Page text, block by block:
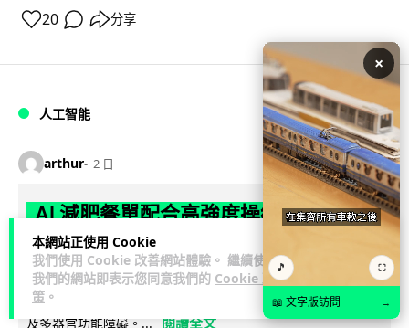
本網站正使用 Cookie
我們使用 Cookie 改善網站體驗。 繼續使用
我們的網站即表示您同意我們的 Cookie 政
策 。
20 分享
人工智能
arthur 2 日
AI 減肥餐單配合高強度操練 成都男
45 日減 20 公斤後多器官衰竭
成都一名男子跟隨 AI 制訂高強度減脂計劃，45 日內減去約 20
公斤後昏迷送院。醫生診斷他患上尿源性膿毒症、膿毒性休克
及多器官功能障礙。... 閱讀全文
×
🎵 ⛶
📖 文字版訪問 →